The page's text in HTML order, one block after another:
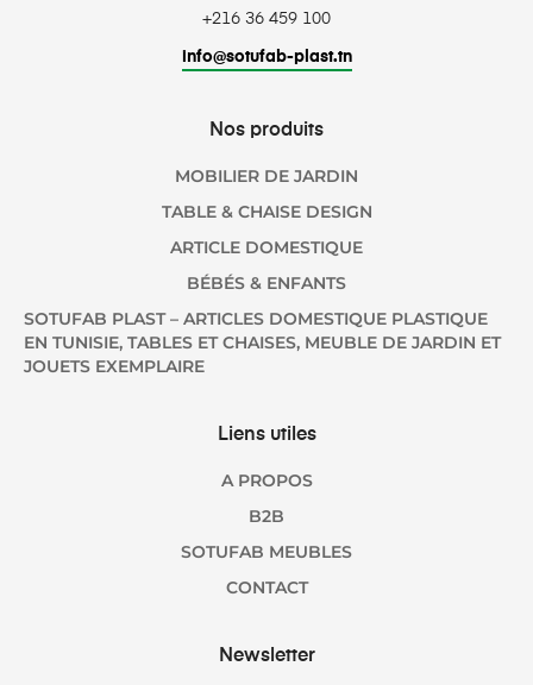
+216 36 459 100
info@sotufab-plast.tn
Nos produits
MOBILIER DE JARDIN
TABLE & CHAISE DESIGN
ARTICLE DOMESTIQUE
BÉBÉS & ENFANTS
SOTUFAB PLAST – ARTICLES DOMESTIQUE PLASTIQUE
EN TUNISIE, TABLES ET CHAISES, MEUBLE DE JARDIN ET
JOUETS EXEMPLAIRE
Liens utiles
A PROPOS
B2B
SOTUFAB MEUBLES
CONTACT
Newsletter